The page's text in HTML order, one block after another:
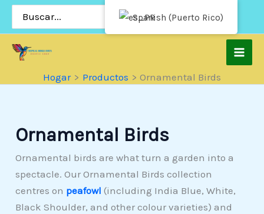
Saltar
Hogar Productos Ornamental Birds
Ornamental Birds
Ornamental birds are what turn a garden into a
spectacle. Our Ornamental Birds collection
centres on peafowl (including India Blue, White,
Black Shoulder, and other colour varieties) and
Spanish (Puerto Rico)